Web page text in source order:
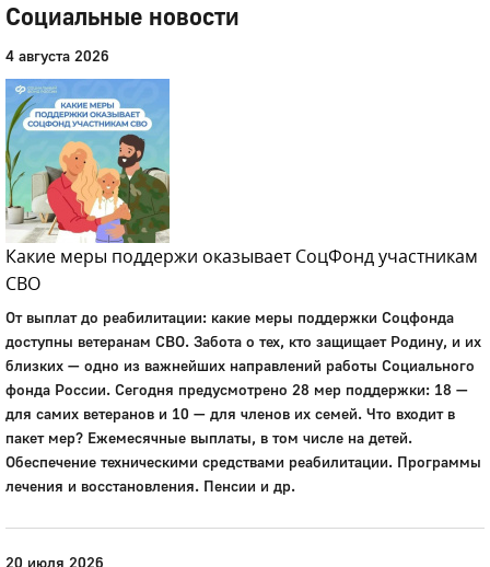
Социальные новости
4 августа 2026
Какие меры поддержи оказывает СоцФонд участникам
СВО
От выплат до реабилитации: какие меры поддержки Соцфонда
доступны ветеранам СВО. Забота о тех, кто защищает Родину, и их
близких — одно из важнейших направлений работы Социального
фонда России. Сегодня предусмотрено 28 мер поддержки: 18 —
для самих ветеранов и 10 — для членов их семей. Что входит в
пакет мер? Ежемесячные выплаты, в том числе на детей.
Обеспечение техническими средствами реабилитации. Программы
лечения и восстановления. Пенсии и др.
20 июля 2026